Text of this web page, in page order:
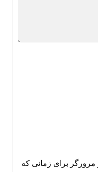
مرورگر برای زمانی که